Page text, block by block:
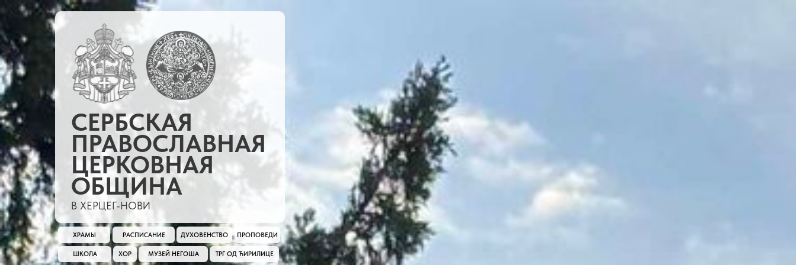
СЕРБСКАЯ
ПРАВОСЛАВНАЯ
ЦЕРКОВНАЯ
ОБЩИНА
В ХЕРЦЕГ-НОВИ
ДУХОВЕНСТВО
ХРАМЫ РАСПИСАНИЕ ПРОПОВЕДИ
ШКОЛА ХОР МУЗЕЙ НЕГОША ТРГ ОД ЋИРИЛИЦЕ